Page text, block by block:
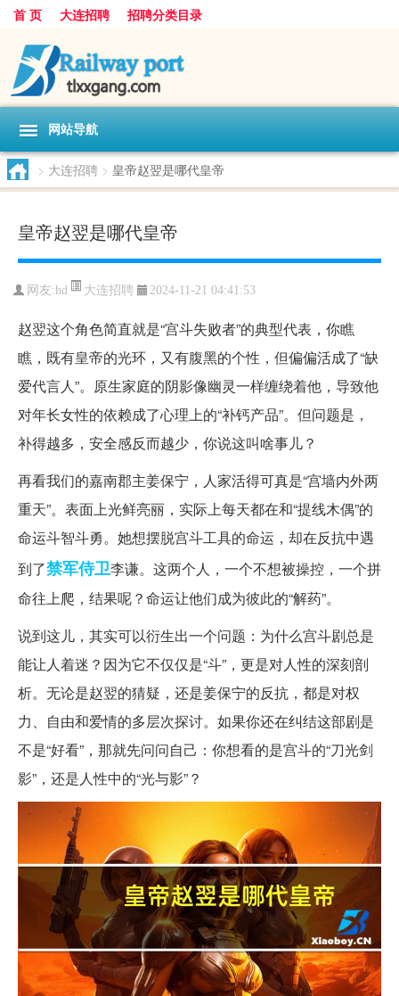
首 页 大连招聘 招聘分类目录
网站导航
> 大连招聘 > 皇帝赵翌是哪代皇帝
皇帝赵翌是哪代皇帝
网友:hd 大连招聘 2024-11-21 04:41:53
赵翌这个角色简直就是“宫斗失败者”的典型代表，你瞧
瞧，既有皇帝的光环，又有腹黑的个性，但偏偏活成了“缺
爱代言人”。原生家庭的阴影像幽灵一样缠绕着他，导致他
对年长女性的依赖成了心理上的“补钙产品”。但问题是，
补得越多，安全感反而越少，你说这叫啥事儿？
再看我们的嘉南郡主姜保宁，人家活得可真是“宫墙内外两
重天”。表面上光鲜亮丽，实际上每天都在和“提线木偶”的
命运斗智斗勇。她想摆脱宫斗工具的命运，却在反抗中遇
到了禁军侍卫李谦。这两个人，一个不想被操控，一个拼
命往上爬，结果呢？命运让他们成为彼此的“解药”。
说到这儿，其实可以衍生出一个问题：为什么宫斗剧总是
能让人着迷？因为它不仅仅是“斗”，更是对人性的深刻剖
析。无论是赵翌的猜疑，还是姜保宁的反抗，都是对权
力、自由和爱情的多层次探讨。如果你还在纠结这部剧是
不是“好看”，那就先问问自己：你想看的是宫斗的“刀光剑
影”，还是人性中的“光与影”？